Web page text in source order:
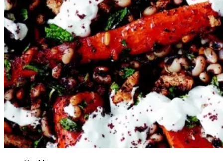
citronsaft komplimenterer virkelig
de søde og milde gulerødder. Du
kan gøre det samme med alle
andre rodfrugter – også kartofler.
Her indgår de i en servering med
en del andre ting, men du kan
også bruge citronbagning, hvis du
bare vil tilberede rodfrugter som
tilbehør, helt uden dikkedarer.
Spis groft hvedebrød eller
fladbrød til, og evt. en frisk salat –
så er måltidet komplet.